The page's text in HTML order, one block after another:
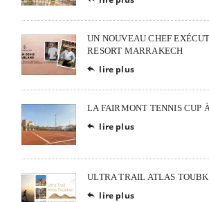
UN NOUVEAU CHEF
RESORT MARRAKECH
 lire plus
LA FAIRMONT TENNIS CUP
 lire plus
ULTRA TRAIL ATLAS
 lire plus